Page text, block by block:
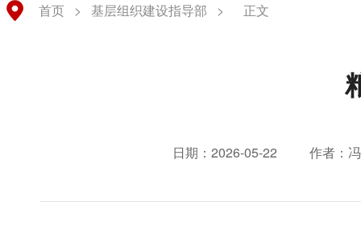
首页 > 基层组织建设指导部 > 正文
日期：2026-05-22 作者：